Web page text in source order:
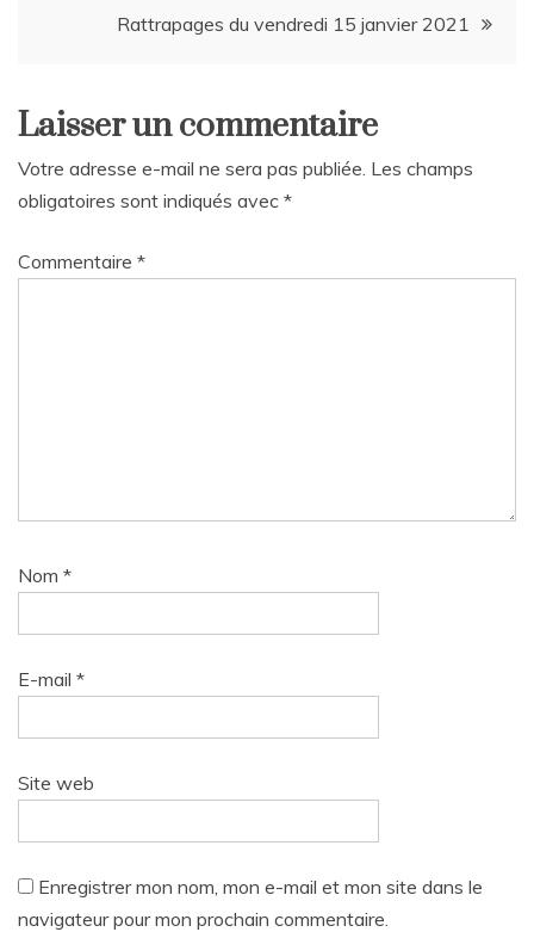
Rattrapages du vendredi 15 janvier 2021
Laisser un commentaire
Votre adresse e-mail ne sera pas publiée. Les champs
obligatoires sont indiqués avec *
Commentaire *
Nom *
E-mail *
Site web
Enregistrer mon nom, mon e-mail et mon site dans le
navigateur pour mon prochain commentaire.